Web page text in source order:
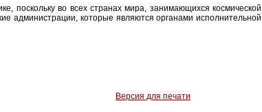
поскольку во всех странах мира, занимающихся космической
администрации, которые являются органами исполнительной
Версия для печати